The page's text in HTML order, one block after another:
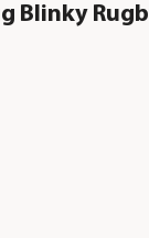
Blinky